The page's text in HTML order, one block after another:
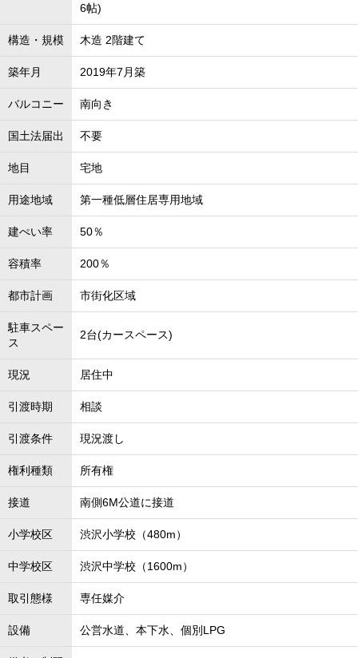
6帖)
構造・規模 木造 2階建て
築年月 2019年7月築
バルコニー 南向き
国土法届出 不要
地目 宅地
用途地域 第一種低層住居専用地域
建ぺい率 50％
容積率 200％
都市計画 市街化区域
駐車スペー
ス
2台(カースペース)
現況 居住中
引渡時期 相談
引渡条件 現況渡し
権利種類 所有権
接道 南側6M公道に接道
小学校区 渋沢小学校（480m）
中学校区 渋沢中学校（1600m）
取引態様 専任媒介
設備 公営水道、本下水、個別LPG